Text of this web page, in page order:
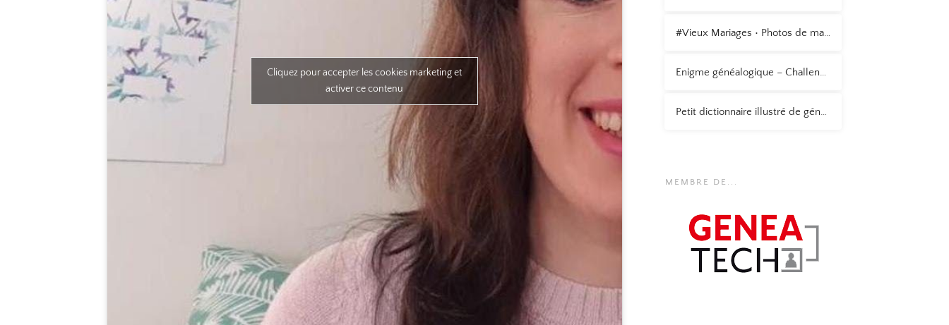
Cliquez pour accepter les cookies marketing et
activer ce contenu
#Vieux Mariages • Photos de mariage anciennes
Enigme généalogique – Challenge AZ 2015
Petit dictionnaire illustré de généalogie
MEMBRE DE...